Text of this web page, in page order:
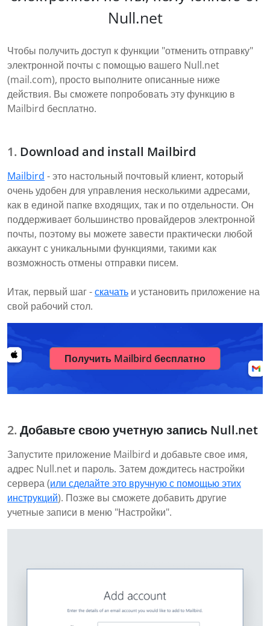
Null.net
Чтобы получить доступ к функции "отменить отправку"
электронной почты с помощью вашего Null.net
(mail.com), просто выполните описанные ниже
действия. Вы сможете попробовать эту функцию в
Mailbird бесплатно.
Download and install Mailbird
Mailbird - это настольный почтовый клиент, который
очень удобен для управления несколькими адресами,
как в единой папке входящих, так и по отдельности. Он
поддерживает большинство провайдеров электронной
почты, поэтому вы можете завести практически любой
аккаунт с уникальными функциями, такими как
возможность отмены отправки писем.
Итак, первый шаг -скачать и установить приложение на
свой рабочий стол.
Получить Mailbird бесплатно
Добавьте свою учетную запись Null.net
Запустите приложение Mailbird и добавьте свое имя,
адрес Null.net и пароль. Затем дождитесь настройки
сервера (или сделайте это вручную с помощью этих
инструкций). Позже вы сможете добавить другие
учетные записи в меню "Настройки".